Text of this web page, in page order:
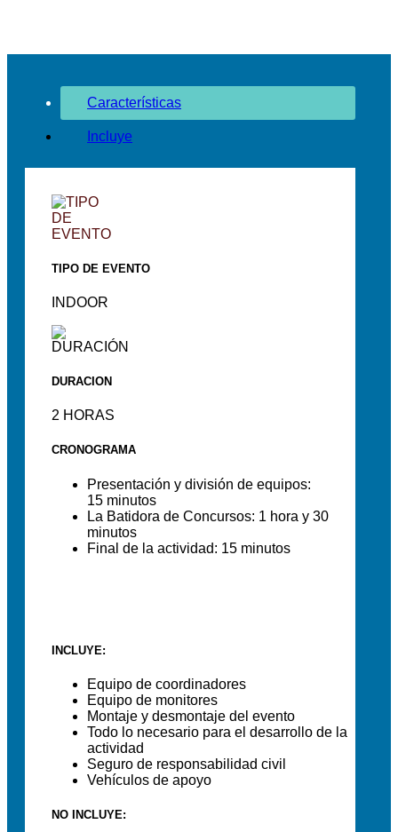
Características
Incluye
TIPO DE EVENTO
INDOOR
DURACION
2 HORAS
CRONOGRAMA
Presentación y división de equipos:
15 minutos
La Batidora de Concursos: 1 hora y 30
minutos
Final de la actividad: 15 minutos
INCLUYE:
Equipo de coordinadores
Equipo de monitores
Montaje y desmontaje del evento
Todo lo necesario para el desarrollo de la
actividad
Seguro de responsabilidad civil
Vehículos de apoyo
NO INCLUYE: